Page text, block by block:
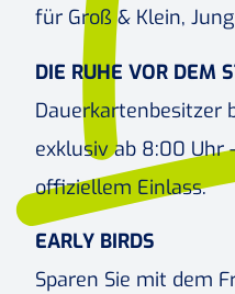
für Groß & Klein,
DIE RUHE VOR DEM
Dauerkartenbesitzer
exklusiv ab 8:00 Uhr
offiziellem Einlass.
EARLY BIRDS
Sparen Sie mit dem